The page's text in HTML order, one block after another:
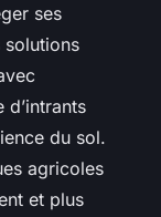
ses
solutions
d’intrants
du sol.
agricoles
et plus